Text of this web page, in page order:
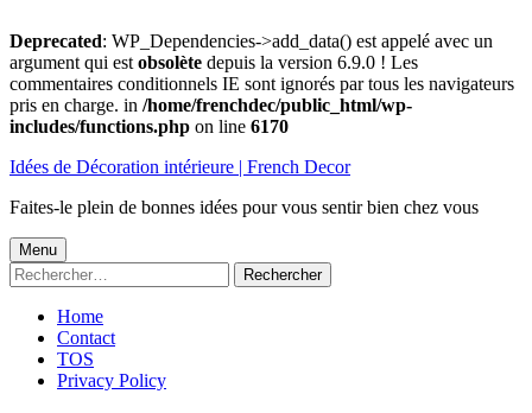
Deprecated: WP_Dependencies->add_data() est appelé avec un
argument qui est obsolète depuis la version 6.9.0 ! Les
commentaires conditionnels IE sont ignorés par tous les navigateurs
pris en charge. in /home/frenchdec/public_html/wp-
includes/functions.php on line 6170
au
Idées de Décoration intérieure | French Decor
Faites-le plein de bonnes idées pour vous sentir bien chez vous
Menu
principal
Menu
Rechercher :
Home
Contact
TOS
Privacy Policy